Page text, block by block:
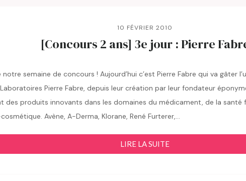
10 FÉVRIER 2010
[Concours 2 ans] 3e jour : Pierre
semaine de concours ! Aujourd’hui c’est Pierre Fabre qui va gâter
Pierre Fabre, depuis leur création par leur fondateur
des produits innovants dans les domaines du médicament, de la santé
Avène, A-Derma, Klorane, René Furterer,…
LIRE LA SUITE